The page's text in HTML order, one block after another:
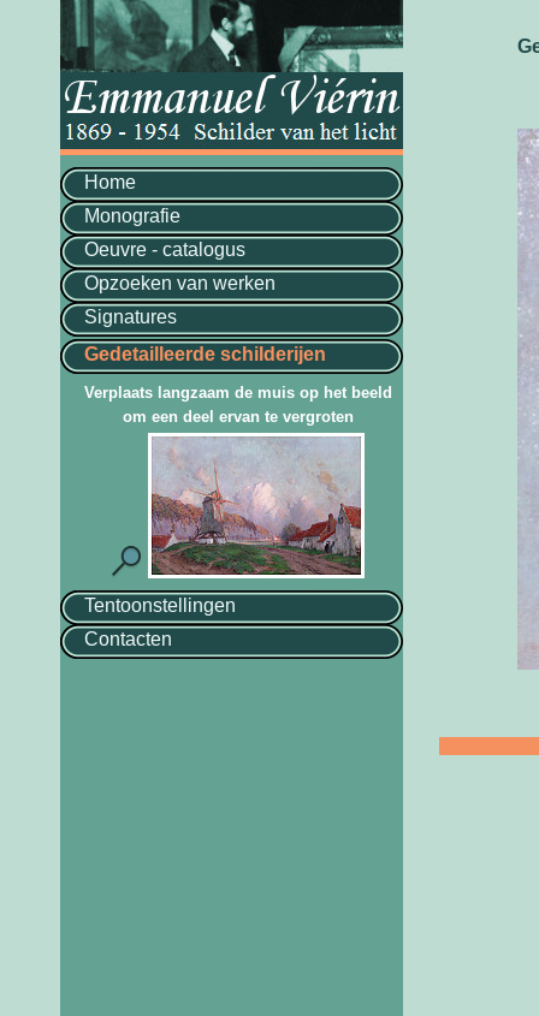
Home
Monografie
Oeuvre - catalogus
Opzoeken van werken
Signatures
Gedetailleerde schilderijen
Verplaats langzaam de muis op het beeld
om een deel ervan te vergroten
Tentoonstellingen
Contacten